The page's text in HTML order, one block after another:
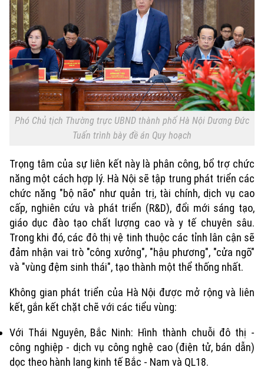
Phó Chủ tịch Thường trực UBND thành phố Hà Nội Dương Đức
Tuấn trình bày đề án Quy hoạch
Trọng tâm của sự liên kết này là phân công, bổ trợ chức
năng một cách hợp lý. Hà Nội sẽ tập trung phát triển các
chức năng "bộ não" như quản trị, tài chính, dịch vụ cao
cấp, nghiên cứu và phát triển (R&D), đổi mới sáng tạo,
giáo dục đào tạo chất lượng cao và y tế chuyên sâu.
Trong khi đó, các đô thị vệ tinh thuộc các tỉnh lân cận sẽ
đảm nhận vai trò "công xưởng", "hậu phương", "cửa ngõ"
và "vùng đệm sinh thái", tạo thành một thể thống nhất.
Không gian phát triển của Hà Nội được mở rộng và liên
kết, gắn kết chặt chẽ với các tiểu vùng:
Với Thái Nguyên, Bắc Ninh: Hình thành chuỗi đô thị -
công nghiệp - dịch vụ công nghệ cao (điện tử, bán dẫn)
dọc theo hành lang kinh tế Bắc - Nam và QL18.